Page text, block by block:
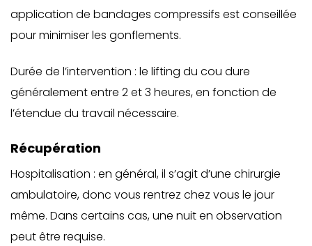
application de bandages compressifs est conseillée
pour minimiser les gonflements.
Durée de l’intervention : le lifting du cou dure
généralement entre 2 et 3 heures, en fonction de
l’étendue du travail nécessaire.
Récupération
Hospitalisation : en général, il s’agit d’une chirurgie
ambulatoire, donc vous rentrez chez vous le jour
même. Dans certains cas, une nuit en observation
peut être requise.